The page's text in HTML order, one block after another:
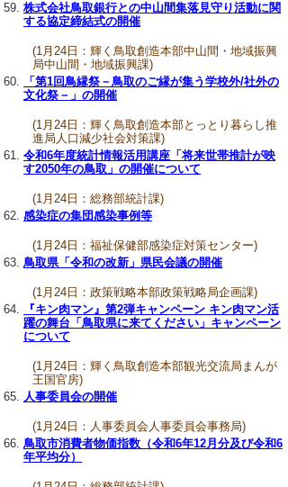
株式会社鳥取銀行との中山間集落見守り活動に関
する協定締結式の開催
(1月24日：輝く鳥取創造本部中山間・地域振興
局中山間・地域振興課)
「第1回鳥縁祭－鳥取のご縁が集う学校外/社外の
文化祭－」の開催
(1月24日：輝く鳥取創造本部とっとり暮らし推
進局人口減少社会対策課)
令和6年度統計情報活用講座「将来世帯推計が映
す2050年の鳥取」の開催について
(1月24日：総務部統計課)
感染症の集団感染事例等
(1月24日：福祉保健部感染症対策センター)
鳥取県「令和の改新」県民会議の開催
(1月24日：政策戦略本部政策戦略局企画課)
『キン肉マン』第2弾キャンペーン キン肉マン活
躍の舞台「鳥取県に来てください」キャンペーン
について
(1月24日：輝く鳥取創造本部観光交流局まんが
王国官房)
人事委員会の開催
(1月24日：人事委員会人事委員会事務局)
鳥取市消費者物価指数（令和6年12月分及び令和6
年平均分）